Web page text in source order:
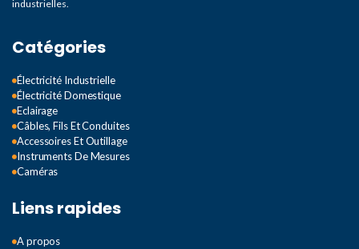
industrielles.
Catégories
Électricité Industrielle
Électricité Domestique
Eclairage
Câbles, Fils Et Conduites
Accessoires Et Outillage
Instruments De Mesures
Caméras
Liens rapides
A propos